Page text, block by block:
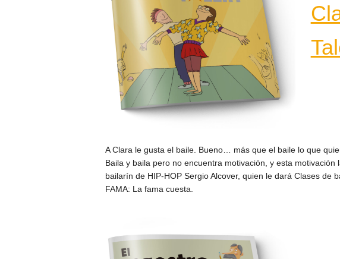
A Clara le gusta el baile. Bueno… más que el baile lo que
Baila y baila pero no encuentra motivación, y esta
bailarín de HIP-HOP Sergio Alcover, quien le dará Clases de
FAMA: La fama cuesta.